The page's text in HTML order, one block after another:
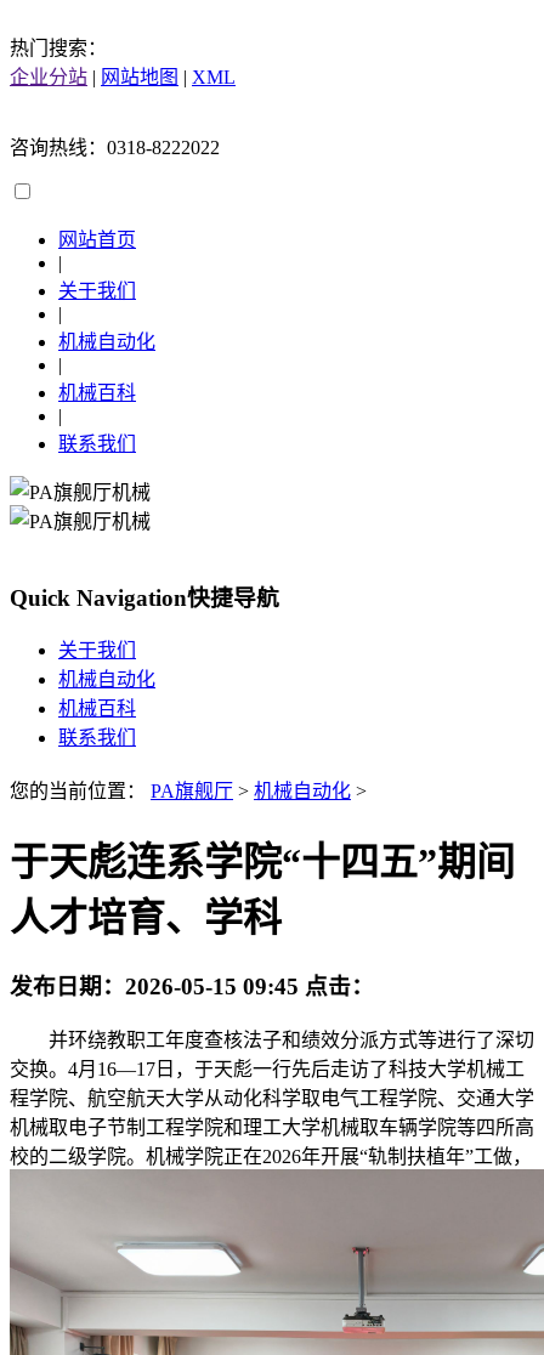
热门搜索：
企业分站 | 网站地图 | XML
咨询热线：0318-8222022
网站首页
|
关于我们
|
机械自动化
|
机械百科
|
联系我们
Quick Navigation快捷导航
关于我们
机械自动化
机械百科
联系我们
您的当前位置： PA旗舰厅 > 机械自动化 >
于天彪连系学院“十四五”期间
人才培育、学科
发布日期： 2026-05-15 09:45 点击：
并环绕教职工年度查核法子和绩效分派方式等进行了深切
交换。4月16—17日，于天彪一行先后走访了科技大学机械工
程学院、航空航天大学从动化科学取电气工程学院、交通大学
机械取电子节制工程学院和理工大学机械取车辆学院等四所高
校的二级学院。机械学院正在2026年开展“轨制扶植年”工做，